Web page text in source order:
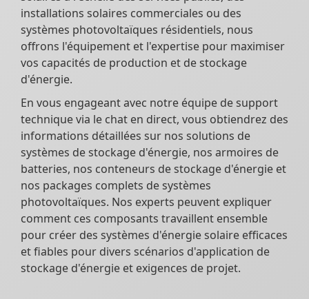
installations solaires commerciales ou des
systèmes photovoltaïques résidentiels, nous
offrons l'équipement et l'expertise pour maximiser
vos capacités de production et de stockage
d'énergie.
En vous engageant avec notre équipe de support
technique via le chat en direct, vous obtiendrez des
informations détaillées sur nos solutions de
systèmes de stockage d'énergie, nos armoires de
batteries, nos conteneurs de stockage d'énergie et
nos packages complets de systèmes
photovoltaïques. Nos experts peuvent expliquer
comment ces composants travaillent ensemble
pour créer des systèmes d'énergie solaire efficaces
et fiables pour divers scénarios d'application de
stockage d'énergie et exigences de projet.